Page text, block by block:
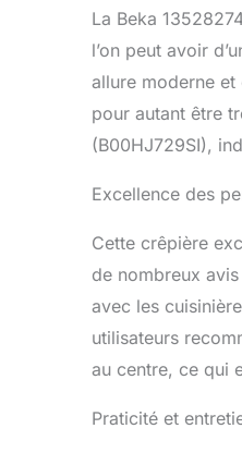
La Beka
l’on peut avoir
allure moderne et
pour autant être
(B00HJ729SI),
Excellence des
Cette crêpière
de nombreux
avec les
utilisateurs
au centre, ce qui
Praticité et